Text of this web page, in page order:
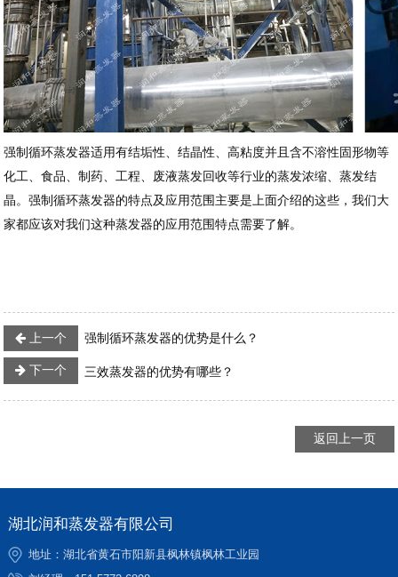
强制循环蒸发器适用有结垢性、结晶性、高粘度并且含不溶性固形物等
化工、食品、制药、工程、废液蒸发回收等行业的蒸发浓缩、蒸发结
晶。强制循环蒸发器的特点及应用范围主要是上面介绍的这些，我们大
家都应该对我们这种蒸发器的应用范围特点需要了解。
上一个 强制循环蒸发器的优势是什么？
下一个 三效蒸发器的优势有哪些？
返回上一页
湖北润和蒸发器有限公司
地址：湖北省黄石市阳新县枫林镇枫林工业园